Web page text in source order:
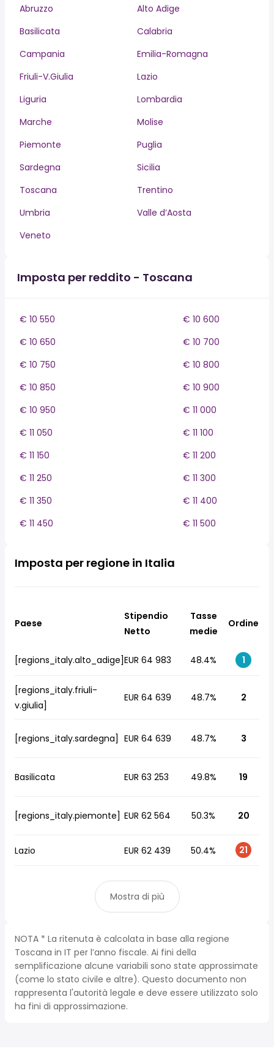
Abruzzo
Alto Adige
Basilicata
Calabria
Campania
Emilia-Romagna
Friuli-V.Giulia
Lazio
Liguria
Lombardia
Marche
Molise
Piemonte
Puglia
Sardegna
Sicilia
Toscana
Trentino
Umbria
Valle d’Aosta
Veneto
Imposta per reddito - Toscana
€ 10 550
€ 10 600
€ 10 650
€ 10 700
€ 10 750
€ 10 800
€ 10 850
€ 10 900
€ 10 950
€ 11 000
€ 11 050
€ 11 100
€ 11 150
€ 11 200
€ 11 250
€ 11 300
€ 11 350
€ 11 400
€ 11 450
€ 11 500
Imposta per regione in Italia
Paese
Stipendio
Netto
Tasse
medie
Ordine
[regions_italy.alto_adige]EUR 64 983 48.4% 1
[regions_italy.friuli-
v.giulia]
EUR 64 639 48.7% 2
[regions_italy.sardegna] EUR 64 639 48.7% 3
Basilicata EUR 63 253 49.8% 19
[regions_italy.piemonte] EUR 62 564 50.3% 20
Lazio EUR 62 439 50.4% 21
Mostra di più
NOTA * La ritenuta è calcolata in base alla regione
Toscana in IT per l’anno fiscale. Ai fini della
semplificazione alcune variabili sono state approssimate
(come lo stato civile e altre). Questo documento non
rappresenta l'autorità legale e deve essere utilizzato solo
ha fini di approssimazione.